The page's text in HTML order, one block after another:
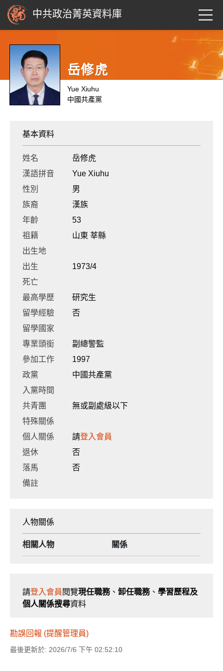
中共政治菁英資料庫
岳修虎
Yue Xiuhu
中國共產黨
基本資料
姓名
岳修虎
漢語拼音
Yue Xiuhu
性別
男
族裔
漢族
年齡
53
祖籍
山東 莘縣
出生地
出生
1973/4
死亡
最高學歷
研究生
留學經驗
否
留學國家
專業頭銜
副總警監
參加工作
1997
政黨
中國共產黨
入黨時間
共青團
無或副處級以下
特殊關係
個人關係
請登入會員
退休
否
落馬
否
備註
人物關係
相關人物 關係
請登入會員 閱覽現任職務、 卸任職務、 學習歷程及
個人關係搜尋資料
勘誤回報 (提醒管理員)
最後更新於: 2026/7/6 下午 02:52:10